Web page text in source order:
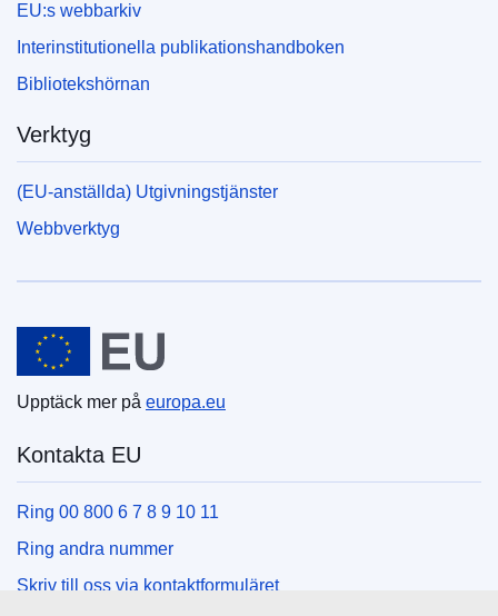
EU:s webbarkiv
Interinstitutionella publikationshandboken
Bibliotekshörnan
Verktyg
(EU-anställda) Utgivningstjänster
Webbverktyg
Europeiska unionen
Upptäck mer på europa.eu
Kontakta EU
Ring 00 800 6 7 8 9 10 11
Ring andra nummer
Skriv till oss via kontaktformuläret